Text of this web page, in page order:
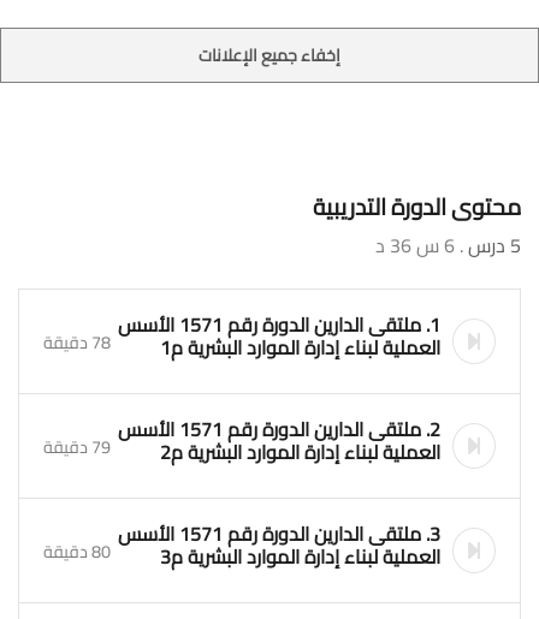
إخفاء جميع الإعلانات
محتوى الدورة التدريبية
5 درس . 6 س 36 د
1. ملتقى الدارين الدورة رقم 1571 الأسس
العملية لبناء إدارة الموارد البشرية م1 78 دقيقة
2. ملتقى الدارين الدورة رقم 1571 الأسس
العملية لبناء إدارة الموارد البشرية م2 79 دقيقة
3. ملتقى الدارين الدورة رقم 1571 الأسس
العملية لبناء إدارة الموارد البشرية م3 80 دقيقة